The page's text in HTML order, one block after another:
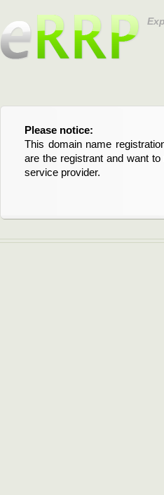
Please notice:
This domain name
are the registrant and want
service provider.
Bitte beachten Sie:
Diese Domainregistrierung
Domain stehen an. Wenn
verlängern möchten,